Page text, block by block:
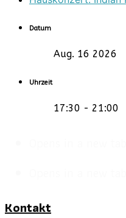
Datum
Aug. 16 2026
Uhrzeit
17:30 - 21:00
Kontakt